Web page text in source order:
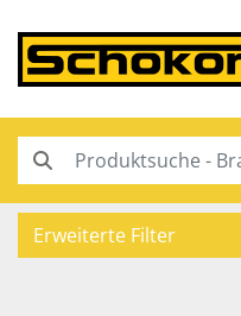
Erweiterte Filter